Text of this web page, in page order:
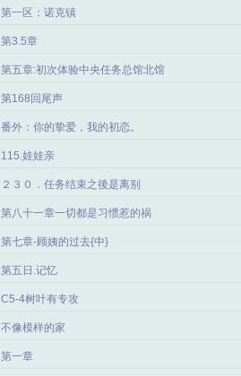
第一区：诺克镇
第3.5章
第五章:初次体验中央任务总馆北馆
第168回尾声
番外：你的挚爱，我的初恋。
115.娃娃亲
２３０．任务结束之後是离别
第八十一章一切都是习惯惹的祸
第七章-顾姨的过去{中}
第五日.记忆
C5-4树叶有专攻
不像模样的家
第一章